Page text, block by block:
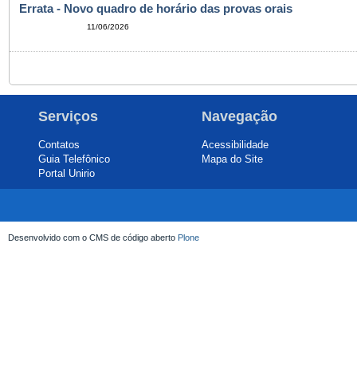
Errata - Novo quadro de horário das provas orais
11/06/2026
Serviços
Contatos
Guia Telefônico
Portal Unirio
Navegação
Acessibilidade
Mapa do Site
Desenvolvido com o CMS de código aberto Plone